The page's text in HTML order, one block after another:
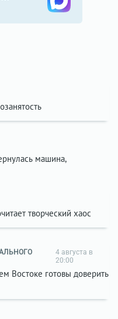
машина,
творческий хаос
4 августа в
20:00
Востоке готовы доверить